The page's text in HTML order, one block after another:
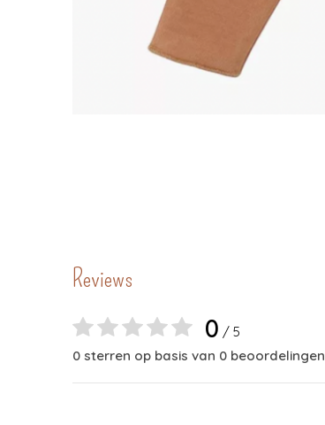
Reviews
0 / 5
0 sterren op basis van 0 beoordelingen